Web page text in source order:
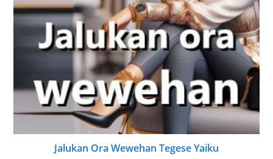
Jalukan Ora Wewehan Tegese Yaiku